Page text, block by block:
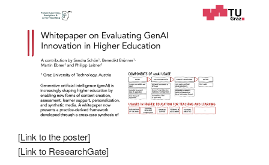
[Link to the poster]
[Link to ResearchGate]